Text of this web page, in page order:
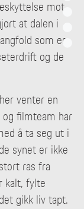
mot
at dalen i
som er
og de
venter en
filmteam har
å ta seg ut i
synet er ikke
ras fra
kalt, fylte
gikk liv tapt.